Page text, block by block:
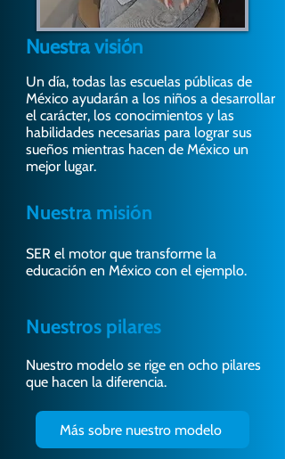
Nuestra visión
Un día, todas las escuelas públicas de
México ayudarán a los niños a desarrollar
el carácter, los conocimientos y las
habilidades necesarias para lograr sus
sueños mientras hacen de México un
mejor lugar.
Nuestra misión
SER el motor que transforme la
educación en México con el ejemplo.
Nuestros pilares
Nuestro modelo se rige en ocho pilares
que hacen la diferencia.
Más sobre nuestro modelo